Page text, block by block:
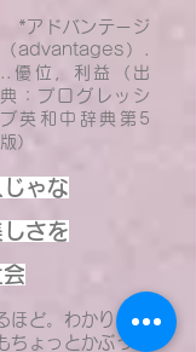
*アドバンテージ
（advantages）.
..優位，利益（出
典：プログレッシ
ブ英和中辞典第5
版）
ゃな
さを
ほど。わかりまし
ちょっとかぶって